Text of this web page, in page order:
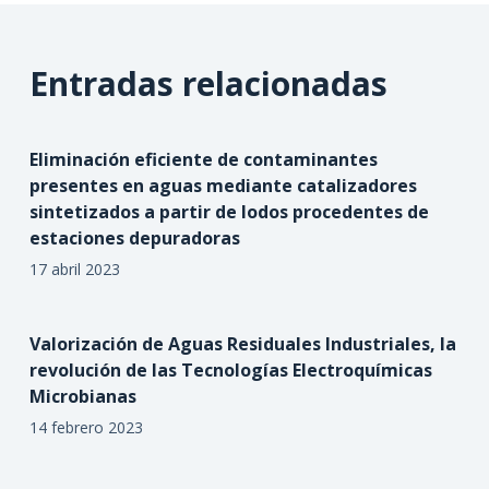
Entradas relacionadas
Eliminación eficiente de contaminantes
presentes en aguas mediante catalizadores
sintetizados a partir de lodos procedentes de
estaciones depuradoras
17 abril 2023
Valorización de Aguas Residuales Industriales, la
revolución de las Tecnologías Electroquímicas
Microbianas
14 febrero 2023